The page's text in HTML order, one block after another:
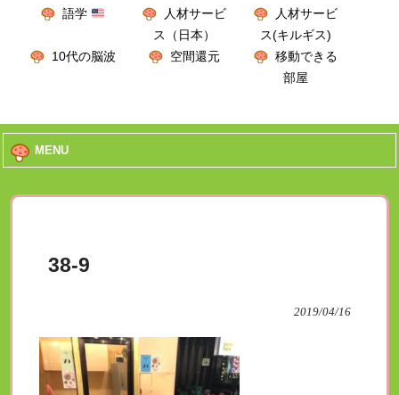
語学
人材サービ
ス（日本）
人材サービ
ス(キルギス)
10代の脳波
空間還元
移動できる
部屋
MENU
38-9
2019/04/16